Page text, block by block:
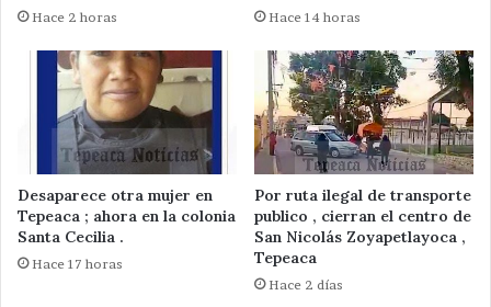
Hace 2 horas Hace 14 horas
Desaparece otra mujer en
Tepeaca ; ahora en la colonia
Santa Cecilia .
Hace 17 horas
Por ruta ilegal de transporte
publico , cierran el centro de
San Nicolás Zoyapetlayoca ,
Tepeaca
Hace 2 días